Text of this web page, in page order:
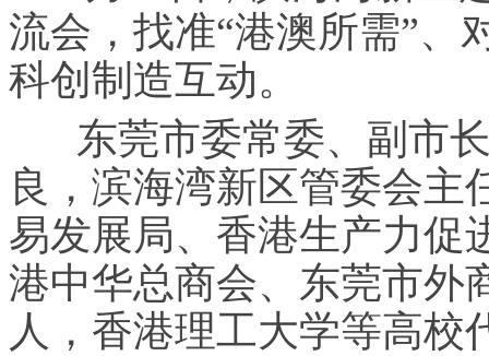
流会，找准“港澳所需”、
科创制造互动。
东莞市委常委、副市
良，滨海湾新区管委会主
易发展局、香港生产力促
港中华总商会、东莞市外
人，香港理工大学等高校